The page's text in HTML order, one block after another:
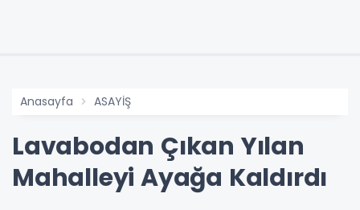
Anasayfa ASAYİŞ
Lavabodan Çıkan Yılan
Mahalleyi Ayağa Kaldırdı